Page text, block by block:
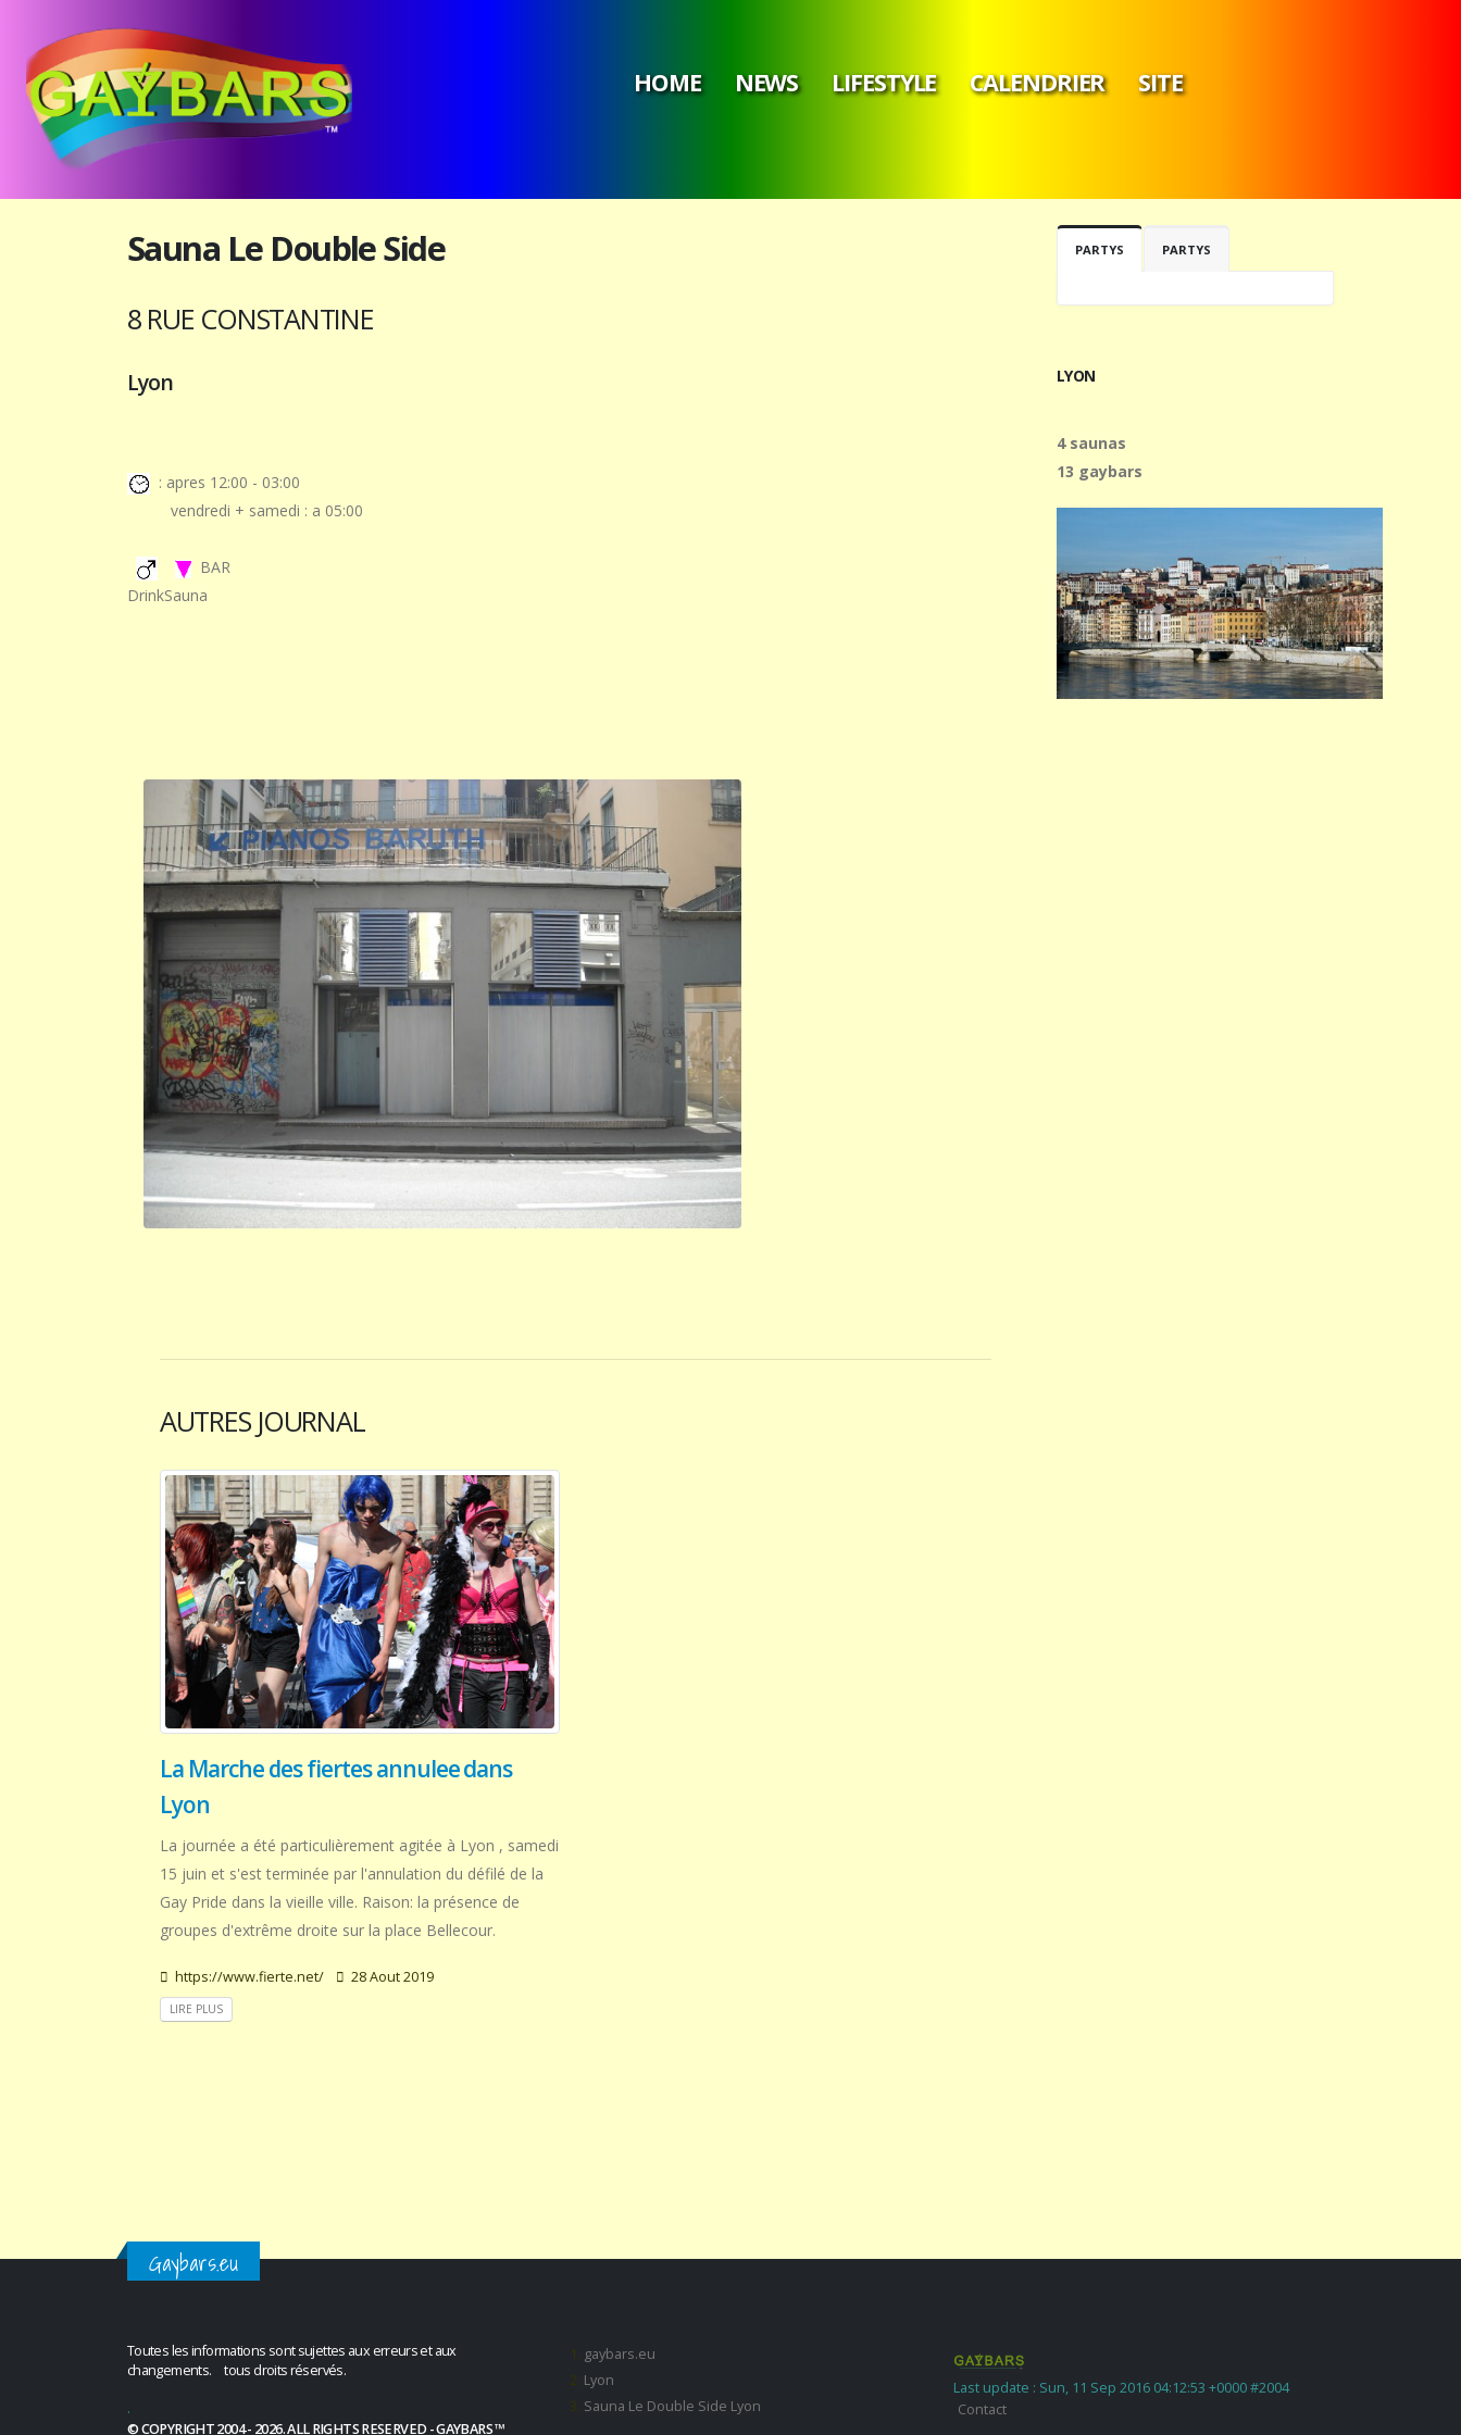
HOME NEWS LIFESTYLE CALENDRIER SITE
Sauna Le Double Side
8 RUE CONSTANTINE
Lyon
: apres 12:00 - 03:00
vendredi + samedi : a 05:00
BAR
DrinkSauna
AUTRES JOURNAL
La Marche des fiertes annulee dans
Lyon
La journée a été particulièrement agitée à Lyon , samedi
15 juin et s'est terminée par l'annulation du défilé de la
Gay Pride dans la vieille ville. Raison: la présence de
groupes d'extrême droite sur la place Bellecour.
https://www.fierte.net/ 28 Aout 2019
LIRE PLUS
PARTYS PARTYS
LYON
4 saunas
13 gaybars
Gaybars.eu
Toutes les informations sont sujettes aux erreurs et aux
changements. tous droits réservés.
.
© COPYRIGHT 2004 - 2026. ALL RIGHTS RESERVED - GAYBARS ™
gaybars.eu
Lyon
Sauna Le Double Side Lyon
Last update : Sun, 11 Sep 2016 04:12:53 +0000 #2004
Contact